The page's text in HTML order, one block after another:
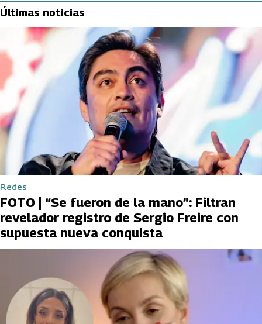
Últimas noticias
Redes
FOTO | “Se fueron de la mano”: Filtran
revelador registro de Sergio Freire con
supuesta nueva conquista